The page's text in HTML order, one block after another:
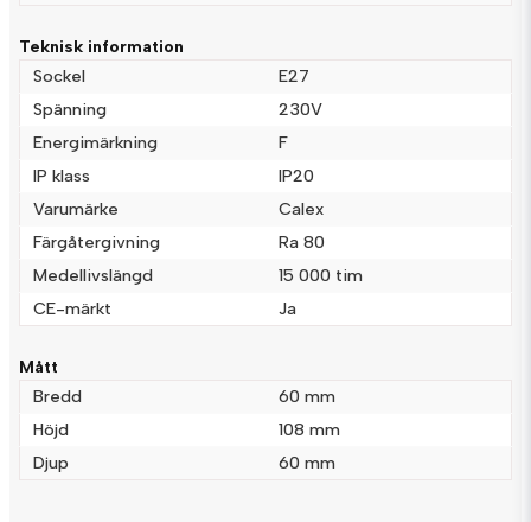
Ja, ni får publicera min fråga
Skicka fråga
Teknisk information
Sockel
E27
Spänning
230V
Energimärkning
F
IP klass
IP20
Varumärke
Calex
Färgåtergivning
Ra 80
Medellivslängd
15 000 tim
CE-märkt
Ja
Mått
Bredd
60 mm
Höjd
108 mm
Djup
60 mm